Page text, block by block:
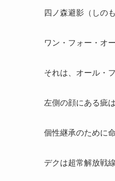
四ノ森避影（しの
ワン・フォー・オ
それは、オール・
左側の顔にある疵
個性継承のために
デクは超常解放戦